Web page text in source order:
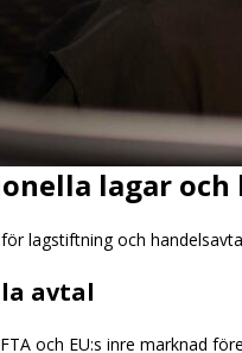
lagar och
lagstiftning och
avtal
och EU:s inre marknad